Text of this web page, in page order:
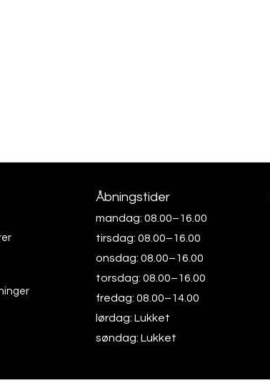
Åbningstider
mandag: 08.00–16.00
tirsdag: 08.00–16.00
onsdag: 08.00–16.00
torsdag: 08.00–16.00
fredag: 08.00–14.00
lørdag: Lukket
søndag: Lukket